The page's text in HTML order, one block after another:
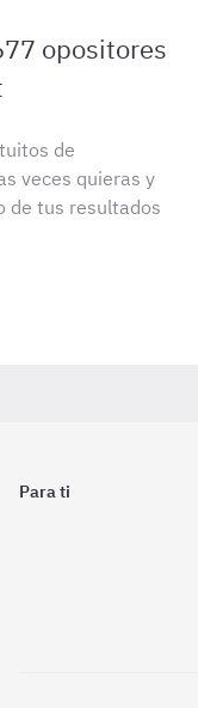
opositores
de
veces quieras y
de tus resultados
Para ti